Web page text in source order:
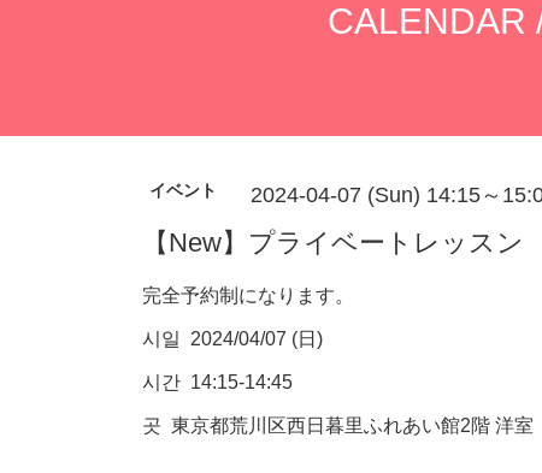
CALENDAR
イベント 2024-04-07 (Sun) 14:15～
【New】プライベートレッスン
完全予約制になります。
시일 2024/04/07 (日)
시간 14:15-14:45
곳 東京都荒川区西日暮里ふれあい館2階 洋室